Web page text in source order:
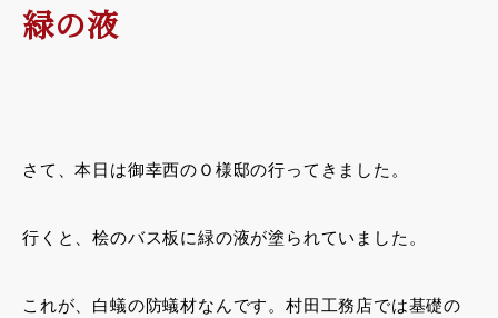
緑の液
さて、本日は御幸西のＯ様邸の行ってきました。
行くと、桧のバス板に緑の液が塗られていました。
これが、白蟻の防蟻材なんです。村田工務店では基礎の